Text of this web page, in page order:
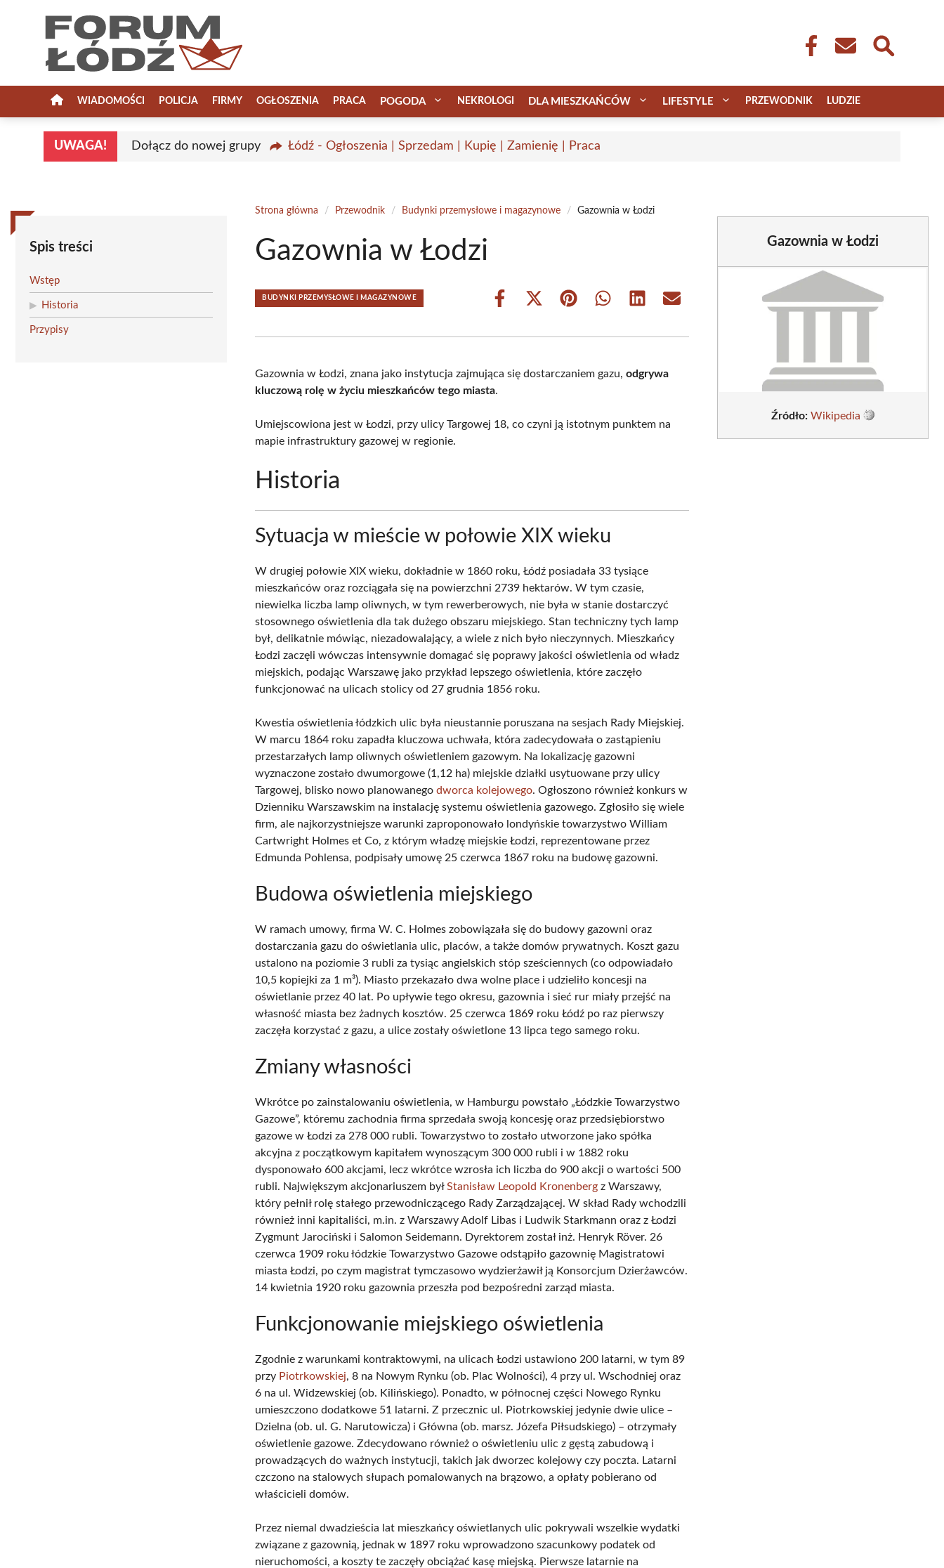
WIADOMOŚCI POLICJA FIRMY OGŁOSZENIA PRACA POGODA NEKROLOGI DLA MIESZKAŃCÓW LIFESTYLE PRZEWODNIK LUDZIE
UWAGA! Dołącz do nowej grupy Łódź - Ogłoszenia | Sprzedam | Kupię | Zamienię | Praca
Spis treści
Wstęp
Historia
Przypisy
Strona główna / Przewodnik / Budynki przemysłowe i magazynowe / Gazownia w Łodzi
Gazownia w Łodzi
BUDYNKI PRZEMYSŁOWE I MAGAZYNOWE
Share
Share
(Twitter)
Share Share Share Share
Gazownia w Łodzi, znana jako instytucja zajmująca się dostarczaniem gazu,odgrywa
kluczową rolę w życiu mieszkańców tego miasta.
Umiejscowiona jest w Łodzi, przy ulicy Targowej 18, co czyni ją istotnym punktem na
mapie infrastruktury gazowej w regionie.
Historia
Sytuacja w mieście w połowie XIX wieku
W drugiej połowie XIX wieku, dokładnie w 1860 roku, Łódź posiadała 33 tysiące
mieszkańców oraz rozciągała się na powierzchni 2739 hektarów. W tym czasie,
niewielka liczba lamp oliwnych, w tym rewerberowych, nie była w stanie dostarczyć
stosownego oświetlenia dla tak dużego obszaru miejskiego. Stan techniczny tych lamp
był, delikatnie mówiąc, niezadowalający, a wiele z nich było nieczynnych. Mieszkańcy
Łodzi zaczęli wówczas intensywnie domagać się poprawy jakości oświetlenia od władz
miejskich, podając Warszawę jako przykład lepszego oświetlenia, które zaczęło
funkcjonować na ulicach stolicy od 27 grudnia 1856 roku.
Kwestia oświetlenia łódzkich ulic była nieustannie poruszana na sesjach Rady Miejskiej.
W marcu 1864 roku zapadła kluczowa uchwała, która zadecydowała o zastąpieniu
przestarzałych lamp oliwnych oświetleniem gazowym. Na lokalizację gazowni
wyznaczone zostało dwumorgowe (1,12 ha) miejskie działki usytuowane przy ulicy
Targowej, blisko nowo planowanegodworca kolejowego. Ogłoszono również konkurs w
Dzienniku Warszawskim na instalację systemu oświetlenia gazowego. Zgłosiło się wiele
firm, ale najkorzystniejsze warunki zaproponowało londyńskie towarzystwo William
Cartwright Holmes et Co, z którym władzę miejskie Łodzi, reprezentowane przez
Edmunda Pohlensa, podpisały umowę 25 czerwca 1867 roku na budowę gazowni.
Budowa oświetlenia miejskiego
W ramach umowy, firma W. C. Holmes zobowiązała się do budowy gazowni oraz
dostarczania gazu do oświetlania ulic, placów, a także domów prywatnych. Koszt gazu
ustalono na poziomie 3 rubli za tysiąc angielskich stóp sześciennych (co odpowiadało
10,5 kopiejki za 1 m³). Miasto przekazało dwa wolne place i udzieliło koncesji na
oświetlanie przez 40 lat. Po upływie tego okresu, gazownia i sieć rur miały przejść na
własność miasta bez żadnych kosztów. 25 czerwca 1869 roku Łódź po raz pierwszy
zaczęła korzystać z gazu, a ulice zostały oświetlone 13 lipca tego samego roku.
Zmiany własności
Wkrótce po zainstalowaniu oświetlenia, w Hamburgu powstało „Łódzkie Towarzystwo
Gazowe”, któremu zachodnia firma sprzedała swoją koncesję oraz przedsiębiorstwo
gazowe w Łodzi za 278 000 rubli. Towarzystwo to zostało utworzone jako spółka
akcyjna z początkowym kapitałem wynoszącym 300 000 rubli i w 1882 roku
dysponowało 600 akcjami, lecz wkrótce wzrosła ich liczba do 900 akcji o wartości 500
rubli. Największym akcjonariuszem byłStanisław Leopold Kronenberg z Warszawy,
który pełnił rolę stałego przewodniczącego Rady Zarządzającej. W skład Rady wchodzili
również inni kapitaliści, m.in. z Warszawy Adolf Libas i Ludwik Starkmann oraz z Łodzi
Zygmunt Jarociński i Salomon Seidemann. Dyrektorem został inż. Henryk Röver. 26
czerwca 1909 roku łódzkie Towarzystwo Gazowe odstąpiło gazownię Magistratowi
miasta Łodzi, po czym magistrat tymczasowo wydzierżawił ją Konsorcjum Dzierżawców.
14 kwietnia 1920 roku gazownia przeszła pod bezpośredni zarząd miasta.
Funkcjonowanie miejskiego oświetlenia
Zgodnie z warunkami kontraktowymi, na ulicach Łodzi ustawiono 200 latarni, w tym 89
przy Piotrkowskiej, 8 na Nowym Rynku (ob. Plac Wolności), 4 przy ul. Wschodniej oraz
6 na ul. Widzewskiej (ob. Kilińskiego). Ponadto, w północnej części Nowego Rynku
umieszczono dodatkowe 51 latarni. Z przecznic ul. Piotrkowskiej jedynie dwie ulice –
Dzielna (ob. ul. G. Narutowicza) i Główna (ob. marsz. Józefa Piłsudskiego) – otrzymały
oświetlenie gazowe. Zdecydowano również o oświetleniu ulic z gęstą zabudową i
prowadzących do ważnych instytucji, takich jak dworzec kolejowy czy poczta. Latarni
czczono na stalowych słupach pomalowanych na brązowo, a opłaty pobierano od
właścicieli domów.
Przez niemal dwadzieścia lat mieszkańcy oświetlanych ulic pokrywali wszelkie wydatki
związane z gazownią, jednak w 1897 roku wprowadzono szacunkowy podatek od
nieruchomości, a koszty te zaczęły obciążać kasę miejską. Pierwsze latarnie na
Gazownia w Łodzi
Źródło: Wikipedia